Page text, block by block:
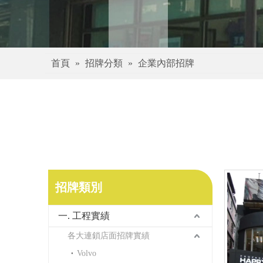
首頁 » 招牌分類 » 企業內部招牌
招牌類別
一. 工程實績
各大連鎖店面招牌實績
Volvo